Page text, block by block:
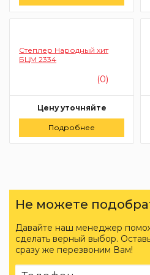
Заказать
Степлер Народный хит
БЦМ 2334
(0)
Цену уточняйте
Заказать
Подробнее
Не можете
Давайте наш менеджер
сделать верный выбор.
сразу же перезвоним Вам!